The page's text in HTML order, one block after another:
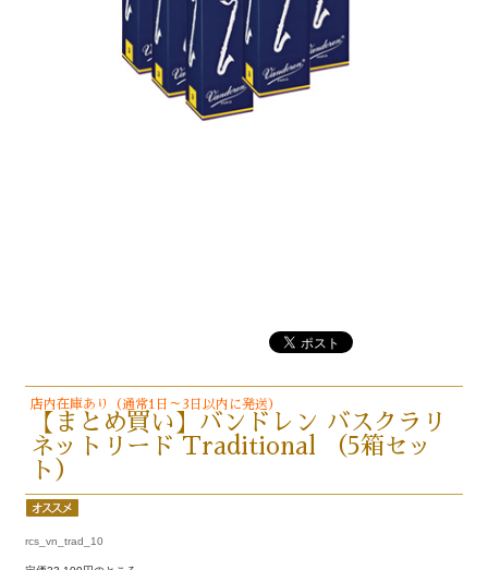
店内在庫あり（通常1日～3日以内に発送）
【まとめ買い】バンドレン バスクラリ
ネットリード Traditional （5箱セッ
ト）
rcs_vn_trad_10